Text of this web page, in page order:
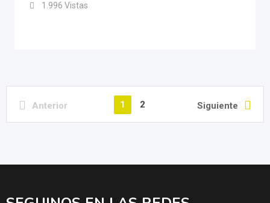
1.996 Vistas
Anterior 1 2 Siguiente